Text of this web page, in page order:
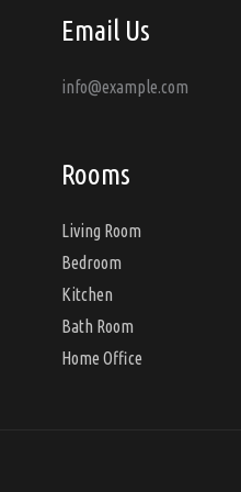
Email Us
info@example.com
Rooms
Living Room
Bedroom
Kitchen
Bath Room
Home Office